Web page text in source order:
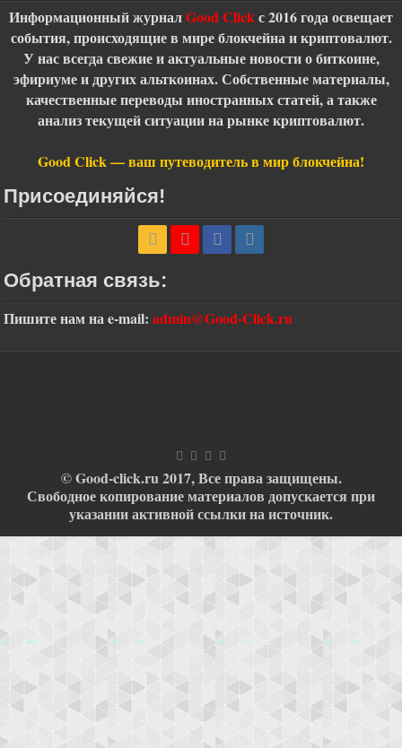
Информационный журналGood Clickс 2016 года освещает
события, происходящие в мире блокчейна и криптовалют.
У нас всегда свежие и актуальные новости о биткоине,
эфириуме и других альткоинах. Собственные материалы,
качественные переводы иностранных статей, а также
анализ текущей ситуации на рынке криптовалют.
Good Click — ваш путеводитель в мир блокчейна!
Присоединяйся!
Обратная связь:
Пишите нам наe-mail:admin@Good-Click.ru
© Good-click.ru 2017, Все права защищены.
Свободное копирование материалов допускается при
указании активной ссылки на источник.